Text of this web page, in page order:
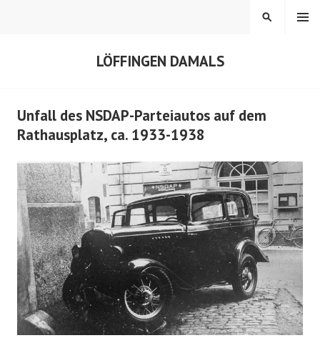
LÖFFINGEN DAMALS
MENÜ
SUCHEN
Unfall des NSDAP-Parteiautos auf dem
Rathausplatz, ca. 1933-1938